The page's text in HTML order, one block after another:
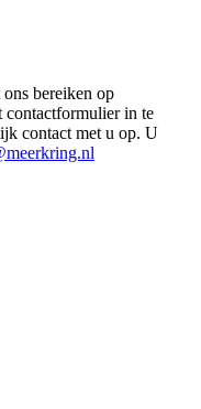
bereiken op
contactformulier in te
contact met u op. U